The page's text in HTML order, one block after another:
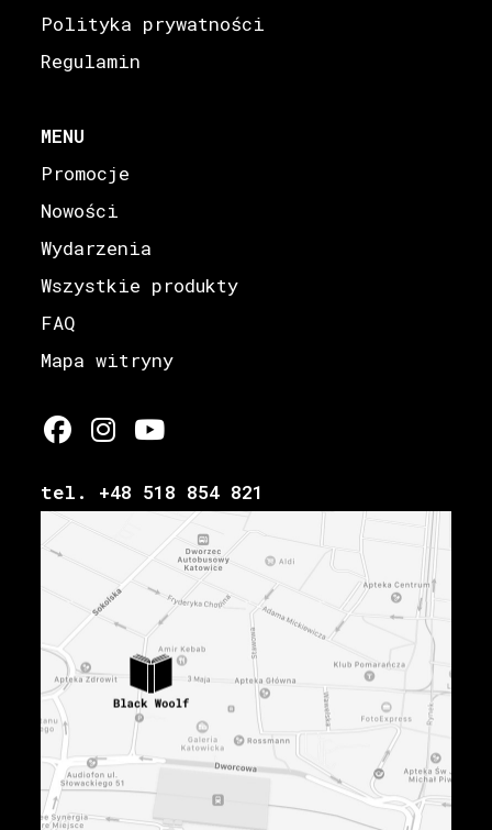
Polityka prywatności
Regulamin
MENU
Promocje
Nowości
Wydarzenia
Wszystkie produkty
FAQ
Mapa witryny
tel. +48 518 854 821